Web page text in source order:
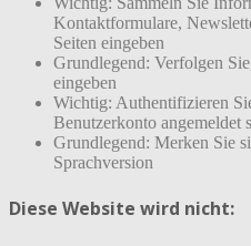
Kontaktformulare,
Seiten eingeben
Grundlegend: Verfolgen
eingeben
Wichtig: Authentifizieren
Benutzerkonto angemeldet
Grundlegend: Merken Sie
Sprachversion
Diese Website wird nicht: